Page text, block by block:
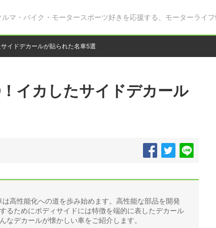
マ・バイク・モータースポーツ好きを応援する、モーターライフ
イドデカールが貼られた名車5選
イカしたサイドデカール
高性能化への道を歩み始めます。高性能な部品を開発
るためにボディサイドには特徴を端的に表したデカール
なデカールが懐かしい車をご紹介します。